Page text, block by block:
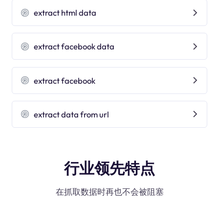
extract html data
extract facebook data
extract facebook
extract data from url
行业领先特点
在抓取数据时再也不会被阻塞